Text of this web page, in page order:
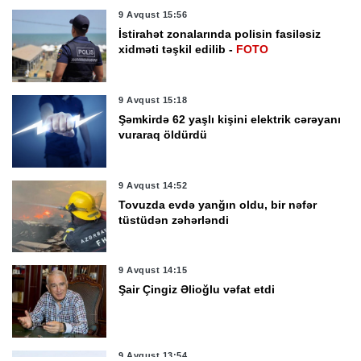
9 Avqust 15:56
İstirahət zonalarında polisin fasiləsiz
xidməti təşkil edilib - FOTO
9 Avqust 15:18
Şəmkirdə 62 yaşlı kişini elektrik cərəyanı
vuraraq öldürdü
9 Avqust 14:52
Tovuzda evdə yanğın oldu, bir nəfər
tüstüdən zəhərləndi
9 Avqust 14:15
Şair Çingiz Əlioğlu vəfat etdi
9 Avqust 13:54